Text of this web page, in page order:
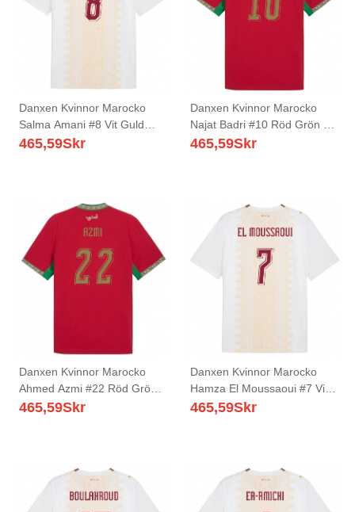
Danxen Kvinnor Marocko
Salma Amani #8 Vit Guld
Röd Bortatröja Matchtröjor
465,59Skr
Danxen Kvinnor Marocko
Najat Badri #10 Röd Grön Vit
Hemmatröja Matchtröjor 26-
465,59Skr
Danxen Kvinnor Marocko
Ahmed Azmi #22 Röd Grön
Vit Hemmatröja Matchtröjor
465,59Skr
Danxen Kvinnor Marocko
Hamza El Moussaoui #7 Vit
Guld Röd Bortatröja
465,59Skr